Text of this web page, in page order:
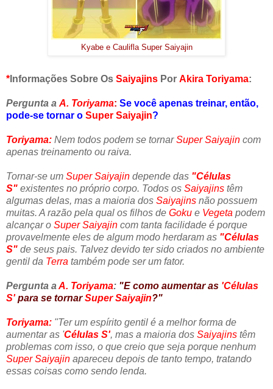
Kyabe e Caulifla Super Saiyajin
* Informações Sobre Os Saiyajins Por Akira Toriyama:
Pergunta a A. Toriyama: Se você apenas treinar, então,
pode-se tornar o Super Saiyajin?
Toriyama: Nem todos podem se tornarSuper Saiyajin com
apenas treinamento ou raiva.
Tornar-se um Super Saiyajin depende das "Células
S" existentes no próprio corpo. Todos os Saiyajins têm
algumas delas, mas a maioria dos Saiyajins não possuem
muitas. A razão pela qual os filhos de Goku e Vegeta podem
alcançar o Super Saiyajin com tanta facilidade é porque
provavelmente eles de algum modo herdaram as "Células
S" de seus pais. Talvez devido ter sido criados no ambiente
gentil da Terra também pode ser um fator.
Pergunta a A. Toriyama: "E como aumentar as 'Células
S'para se tornarSuper Saiyajin?"
Toriyama: "Ter um espírito gentil é a melhor forma de
aumentar as 'Células S', mas a maioria dos Saiyajins têm
problemas com isso, o que creio que seja porque nenhum
Super Saiyajin apareceu depois de tanto tempo, tratando
essas coisas como sendo lenda.